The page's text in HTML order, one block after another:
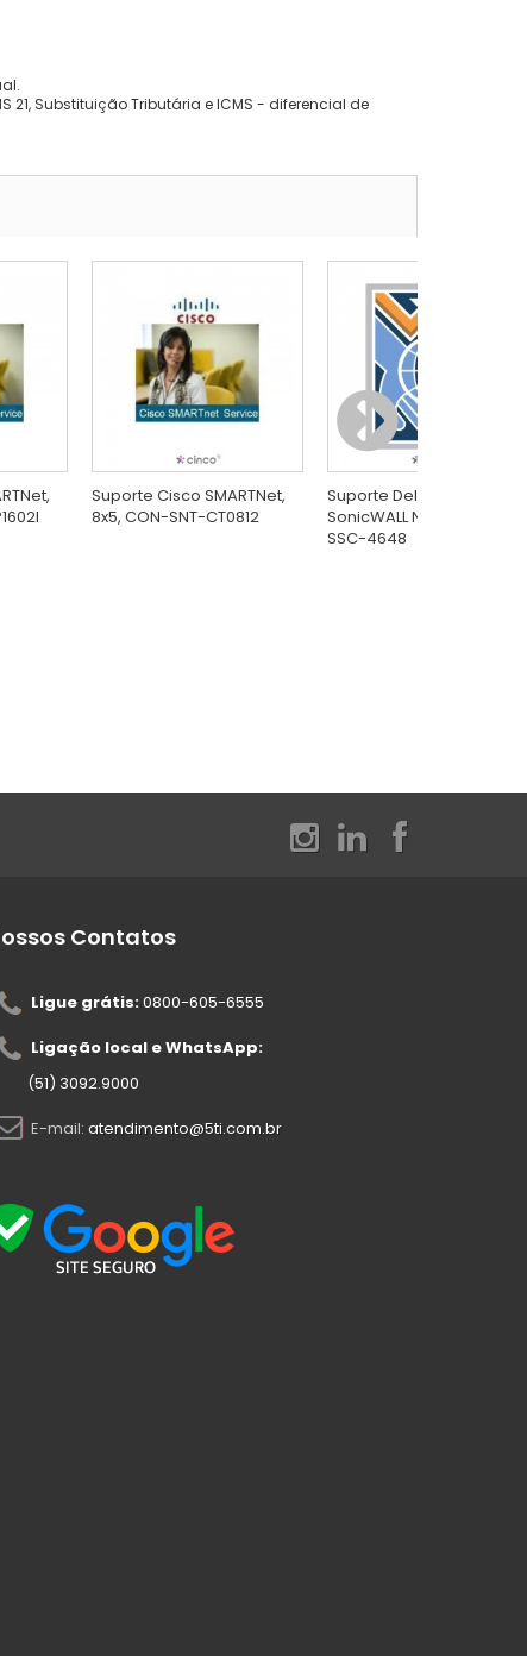
Substituição Tributária e ICMS - diferencial de
Suporte Cisco SMARTNet,
8x5, CON-SNT-CT0812
Suporte Dell 1 ano para
SonicWALL NSA 220 01-
SSC-4648
Contatos
Ligue grátis:0800-605-6555
Ligação local e WhatsApp:
(51) 3092.9000
E-mail: atendimento@5ti.com.br